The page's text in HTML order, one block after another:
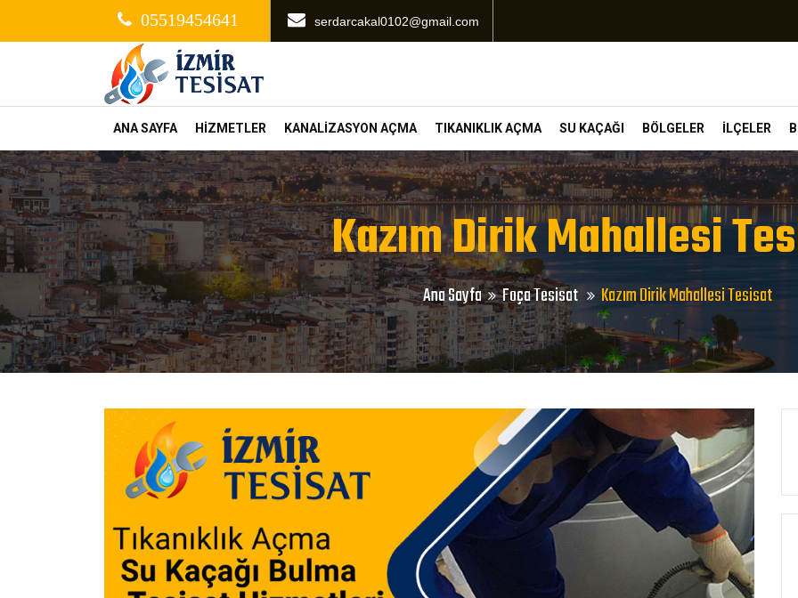
05519454641 serdarcakal0102@gmail.com
ANA SAYFA HİZMETLER KANALİZASYON AÇMA TIKANIKLIK AÇMA SU KAÇAĞI BÖLGELER İLÇELER
Kazım Dirik Mahallesi
Ana Sayfa Foça Tesisat Kazım Dirik Mahallesi Tesisat